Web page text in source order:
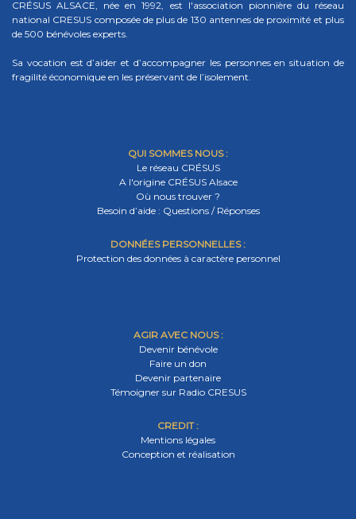
CRÉSUS ALSACE, née en 1992, est l'association pionnière du réseau
national CRESUS composée de plus de 130 antennes de proximité et plus
de 500 bénévoles experts.
Sa vocation est d’aider et d’accompagner les personnes en situation de
fragilité économique en les préservant de l’isolement.
QUI SOMMES NOUS :
Le réseau CRÉSUS
A l'origine CRÉSUS Alsace
Où nous trouver ?
Besoin d’aide : Questions / Réponses
DONNÉES PERSONNELLES :
Protection des données à caractère personnel
AGIR AVEC NOUS :
Devenir bénévole
Faire un don
Devenir partenaire
Témoigner sur Radio CRESUS
CREDIT :
Mentions légales
Conception et réalisation